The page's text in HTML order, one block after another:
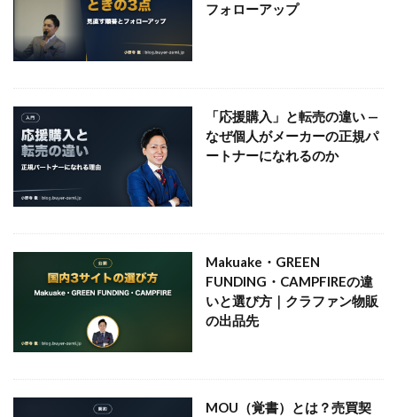
フォローアップ
「応援購入」と転売の違い —
なぜ個人がメーカーの正規パ
ートナーになれるのか
Makuake・GREEN
FUNDING・CAMPFIREの違
いと選び方｜クラファン物販
の出品先
MOU（覚書）とは？売買契